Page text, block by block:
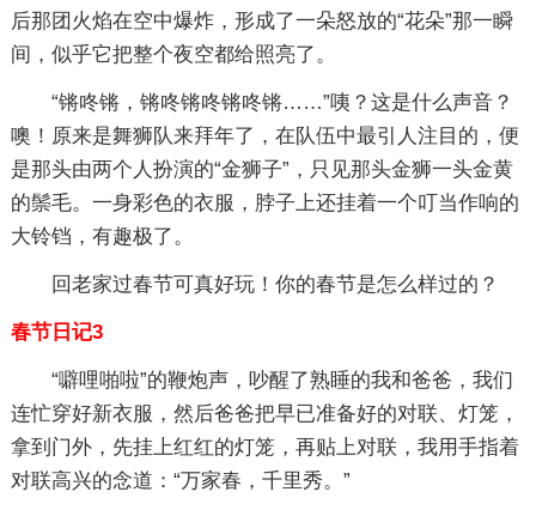
后那团火焰在空中爆炸，形成了一朵怒放的“花朵”那一瞬
间，似乎它把整个夜空都给照亮了。
“锵咚锵，锵咚锵咚锵咚锵……”咦？这是什么声音？
噢！原来是舞狮队来拜年了，在队伍中最引人注目的，便
是那头由两个人扮演的“金狮子”，只见那头金狮一头金黄
的鬃毛。一身彩色的衣服，脖子上还挂着一个叮当作响的
大铃铛，有趣极了。
回老家过春节可真好玩！你的春节是怎么样过的？
春节日记3
“噼哩啪啦”的鞭炮声，吵醒了熟睡的我和爸爸，我们
连忙穿好新衣服，然后爸爸把早已准备好的对联、灯笼，
拿到门外，先挂上红红的灯笼，再贴上对联，我用手指着
对联高兴的念道：“万家春，千里秀。”